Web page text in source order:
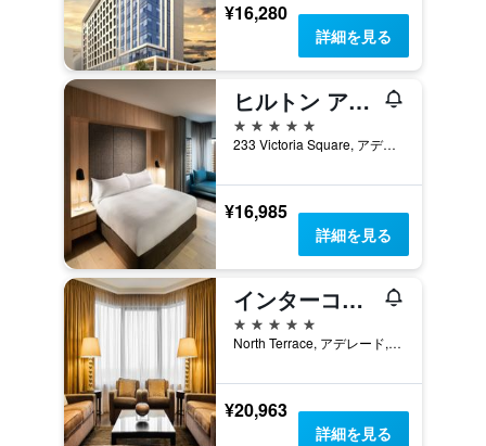
¥16,280
詳細を見る
ヒルトン アデレード
5つ星
233 Victoria Square, アデレード, SA, オーストラリア
¥16,985
詳細を見る
インターコンチネンタル アデレード
5つ星
North Terrace, アデレード, SA, オーストラリア
¥20,963
詳細を見る